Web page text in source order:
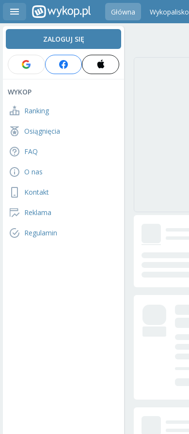
Główna Wykopalisko
ZALOGUJ SIĘ
WYKOP
Ranking
Osiągnięcia
FAQ
O nas
Kontakt
Reklama
Regulamin